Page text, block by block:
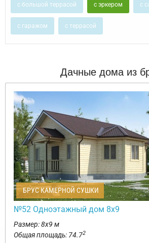
с большой террасой с эркером с
с гаражом с террасой
Дачные дома из
БРУС КАМЕРНОЙ СУШКИ
№52 Одноэтажный дом 8х9
Размер: 8х9 м
Общая площадь: 74.72